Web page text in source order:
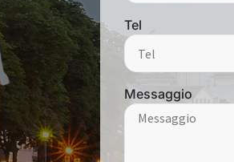
Tel
Messaggio